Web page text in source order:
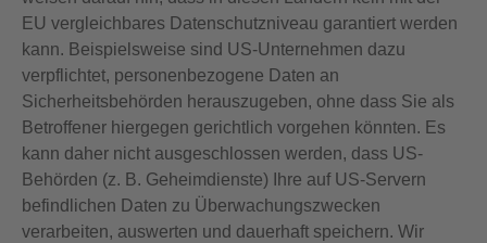
EU vergleichbares Datenschutzniveau garantiert werden
kann. Beispielsweise sind US-Unternehmen dazu
verpflichtet, personenbezogene Daten an
Sicherheitsbehörden herauszugeben, ohne dass Sie als
Betroffener hiergegen gerichtlich vorgehen könnten. Es
kann daher nicht ausgeschlossen werden, dass US-
Behörden (z. B. Geheimdienste) Ihre auf US-Servern
befindlichen Daten zu Überwachungszwecken
verarbeiten, auswerten und dauerhaft speichern. Wir